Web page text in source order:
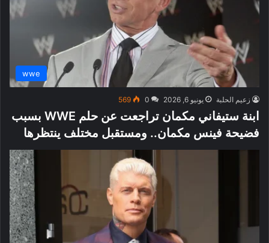
wwe
زعيم الحلبة يونيو 6, 2026 0
569
ابنة ستيفاني مكمان تراجعت عن حلم WWE بسبب
فضيحة فينس مكمان.. ومستقبل مختلف ينتظرها